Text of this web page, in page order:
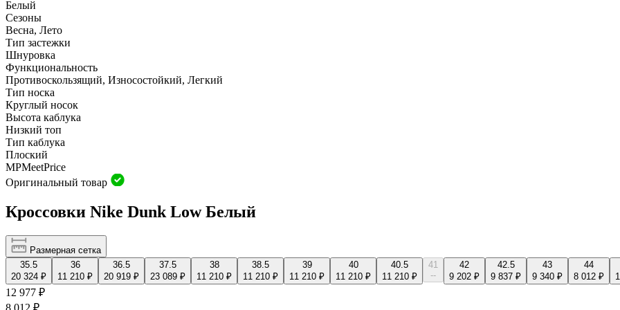
Белый
Сезоны
Весна, Лето
Тип застежки
Шнуровка
Функциональность
Противоскользящий, Износостойкий, Легкий
Тип носка
Круглый носок
Высота каблука
Низкий топ
Тип каблука
Плоский
MPMeetPrice
Оригинальный товар
Кроссовки Nike Dunk Low Белый
Размерная сетка
35.5
20 324 ₽
36
11 210 ₽
36.5
20 919 ₽
37.5
23 089 ₽
38
11 210 ₽
38.5
11 210 ₽
39
11 210 ₽
40
11 210 ₽
40.5
11 210 ₽
41
--
42
9 202 ₽
42.5
9 837 ₽
43
9 340 ₽
44
8 012 ₽
12 977 ₽
8 012 ₽